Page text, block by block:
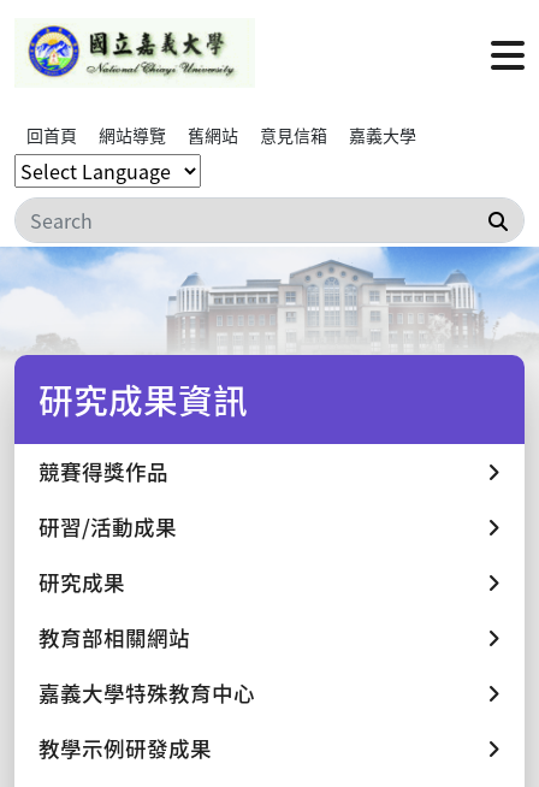
回首頁 網站導覽 舊網站 意見信箱 嘉義大學
搜
研究成果資訊
競賽得獎作品
研習/活動成果
研究成果
教育部相關網站
嘉義大學特殊教育中心
教學示例研發成果